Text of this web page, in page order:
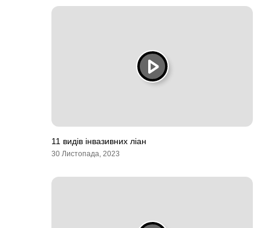
11 видів інвазивних ліан
30 Листопада, 2023